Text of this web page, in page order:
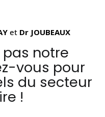
et Dr JOUBEAUX
notre
vous pour
du secteur
!